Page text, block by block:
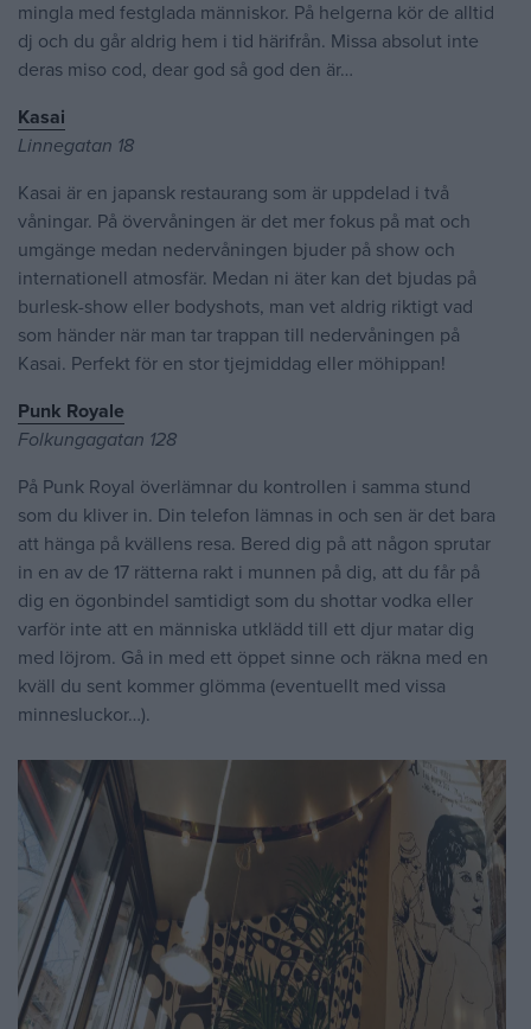
mingla med festglada människor. På helgerna kör de alltid
dj och du går aldrig hem i tid härifrån. Missa absolut inte
deras miso cod, dear god så god den är…
Kasai
Linnegatan 18
Kasai är en japansk restaurang som är uppdelad i två
våningar. På övervåningen är det mer fokus på mat och
umgänge medan nedervåningen bjuder på show och
internationell atmosfär. Medan ni äter kan det bjudas på
burlesk-show eller bodyshots, man vet aldrig riktigt vad
som händer när man tar trappan till nedervåningen på
Kasai. Perfekt för en stor tjejmiddag eller möhippan!
Punk Royale
Folkungagatan 128
På Punk Royal överlämnar du kontrollen i samma stund
som du kliver in. Din telefon lämnas in och sen är det bara
att hänga på kvällens resa. Bered dig på att någon sprutar
in en av de 17 rätterna rakt i munnen på dig, att du får på
dig en ögonbindel samtidigt som du shottar vodka eller
varför inte att en människa utklädd till ett djur matar dig
med löjrom. Gå in med ett öppet sinne och räkna med en
kväll du sent kommer glömma (eventuellt med vissa
minnesluckor…).